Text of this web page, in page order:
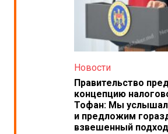
Новости
Правительство
концепцию
Тофан: Мы
и предложим
взвешенный подход